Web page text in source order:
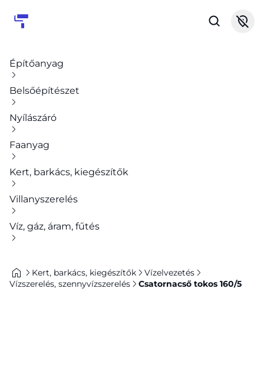
Építőanyag
Belsőépítészet
Nyílászáró
Faanyag
Kert, barkács, kiegészítők
Villanyszerelés
Víz, gáz, áram, fűtés
Kert, barkács, kiegészítők
Vízelvezetés
Vízszerelés, szennyvízszerelés
Csatornacső tokos 160/5